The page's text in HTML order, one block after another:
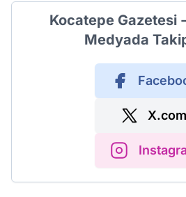
Kocatepe Gazetesi
Medyada
X.com